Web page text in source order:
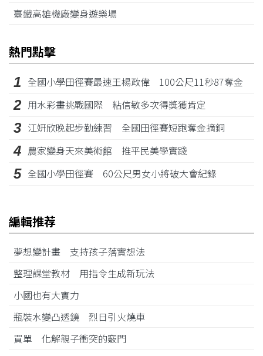
臺鐵高雄機廠變身遊樂場
熱門點擊
1 全國小學田徑賽最速王楊政偉 100公尺11秒87奪金
2 用水彩畫挑戰國際 粘信敏多次得獎獲肯定
3 江姸欣晚起步勤練習 全國田徑賽短跑奪金摘銅
4 農家變身天來美術館 推平民美學實踐
5 全國小學田徑賽 60公尺男女小將破大會紀錄
編輯推荐
夢想變計畫 支持孩子落實想法
整理課堂教材 用指令生成新玩法
小國也有大實力
瓶裝水變凸透鏡 烈日引火燒車
買單 化解親子衝突的竅門